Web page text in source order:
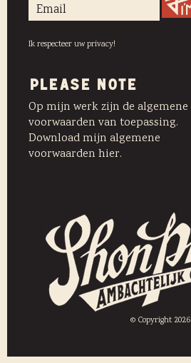
Ik respecteer uw privacy!
PLEASE NOTE
Op mijn werk zijn de algemene
voorwaarden van toepassing.
Download mijn algemene
voorwaarden hier.
© Copyright 2026